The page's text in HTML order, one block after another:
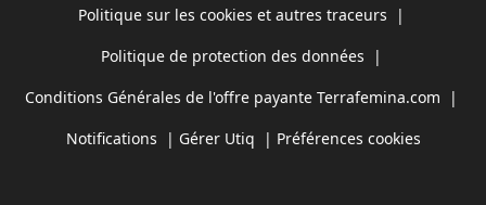
Politique sur les cookies et autres traceurs |
Politique de protection des données |
Conditions Générales de l'offre payante Terrafemina.com |
Notifications | Gérer Utiq | Préférences cookies